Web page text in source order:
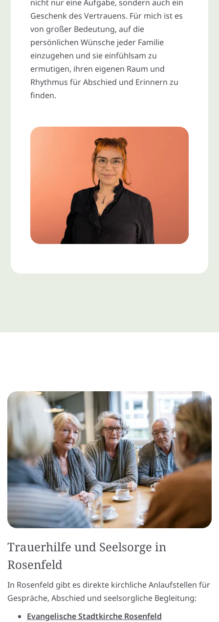
nicht nur eine Aufgabe, sondern auch ein
Geschenk des Vertrauens. Für mich ist es
von großer Bedeutung, auf die
persönlichen Wünsche jeder Familie
einzugehen und sie einfühlsam zu
ermutigen, ihren eigenen Raum und
Rhythmus für Abschied und Erinnern zu
finden.
Trauerhilfe und Seelsorge in
Rosenfeld
In Rosenfeld gibt es direkte kirchliche Anlaufstellen für
Gespräche, Abschied und seelsorgliche Begleitung:
Evangelische Stadtkirche Rosenfeld